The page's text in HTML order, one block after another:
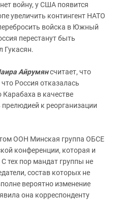
войну, у США появится
увеличить контингент НАТО
войска в Южный
перестанут быть
Гукасян.
Айрумянсчитает, что
Россия отказалась
в качестве
к реорганизации
ООН Минская группа ОБСЕ
конференции, которая и
тех пор мандат группы не
состав которых не
вероятно изменение
она корреспонденту